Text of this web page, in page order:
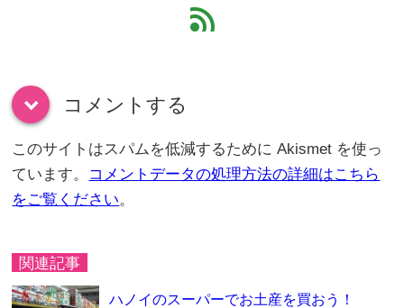
feed
down コメントする
このサイトはスパムを低減するために Akismet を使っ
ています。 コメントデータの処理方法の詳細はこちら
をご覧ください。
関連記事
ハノイのスーパーでお土産を買おう！